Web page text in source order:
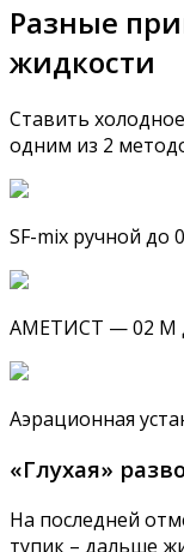
Разные
жидкости
Ставить
одним из 2
SF-mix ручной до
АМЕТИСТ — 02 М
Аэрационная
«Глухая»
На последней
тупик – дальше